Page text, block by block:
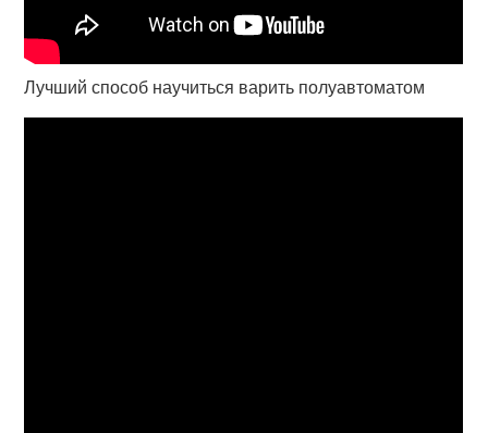
Лучший способ научиться варить полуавтоматом